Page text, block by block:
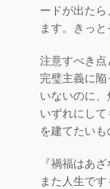
ードが出た
ます。きっと
注意すべき点
完璧主義に
いないのに、
いずれにし
を建てたいも
『禍福はあ
また人生です